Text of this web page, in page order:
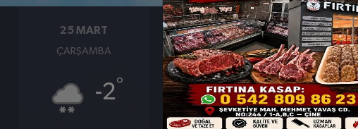
25 MART
ÇARŞAMBA
-2°
26 MART
PERŞEMBE
0°
27